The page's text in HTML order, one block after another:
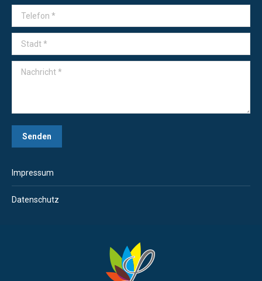
Telefon *
Stadt *
Nachricht *
Senden
Impressum
Datenschutz